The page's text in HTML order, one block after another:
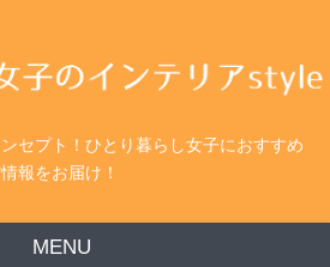
セプト！ひとり暮らし女子におすすめ
報をお届け！
MENU